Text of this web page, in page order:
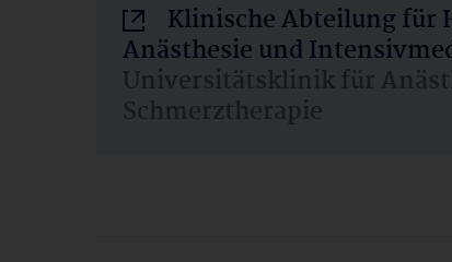
Klinische Abteilung für
Anästhesie und
Universitätsklinik für
Schmerztherapie